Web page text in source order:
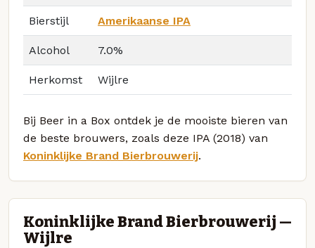
Bierstijl Amerikaanse IPA
Alcohol 7.0%
Herkomst Wijlre
Bij Beer in a Box ontdek je de mooiste bieren van
de beste brouwers, zoals deze IPA (2018) van
Koninklijke Brand Bierbrouwerij.
Koninklijke Brand Bierbrouwerij —
Wijlre